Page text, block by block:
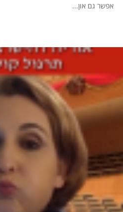
אפשר גם און...